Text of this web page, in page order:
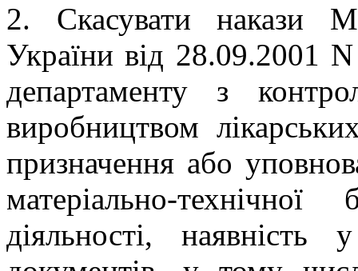
2. Скасуватинакази
України від 28.09.2001
департаменту з
виробництвом
призначення або
матеріально-
діяльності, наявність